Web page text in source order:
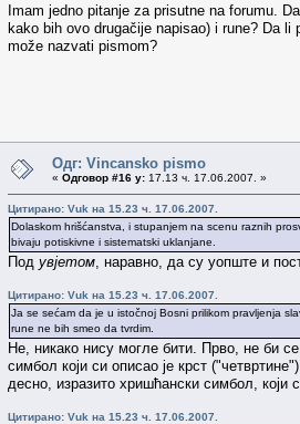
Imam jedno pitanje za prisutne na forumu.
kako bih ovo drugačije napisao) i rune? Da
može nazvati pismom?
Одг: Vincansko pismo
« Одговор #16 у: 17.13 ч. 17.06.2007. »
Цитирано: Vuk на 15.23 ч. 17.06.2007.
Dolaskom hrišćanstva, i stupanjem na scenu raznih
bivaju potiskivne i sistematski uklanjane.
Под увјетом , наравно, да су уопште и
Цитирано: Vuk на 15.23 ч. 17.06.2007.
Ja se sećam da je u istočnoj Bosni prilikom pravljenja
rune ne bih smeo da tvrdim.
Не, никако нису могле бити. Прво, не би
симбол који си описао је крст
десно, изразито хришћански симбол, који
Цитирано: Vuk на 15.23 ч. 17.06.2007.